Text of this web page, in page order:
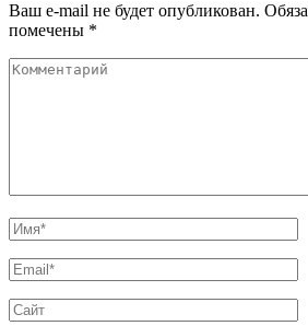
Ваш e-mail не будет опубликован.
помечены *